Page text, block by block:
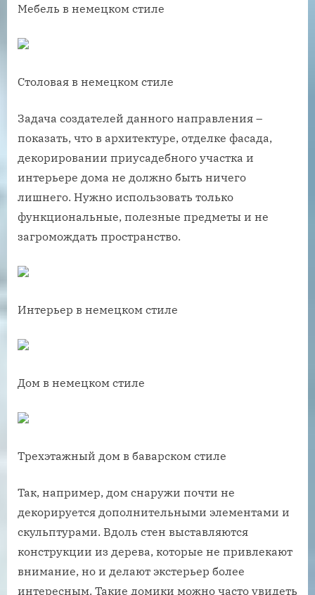
Мебель в немецком стиле
Столовая в немецком стиле
Задача создателей данного направления –
показать, что в архитектуре, отделке фасада,
декорировании приусадебного участка и
интерьере дома не должно быть ничего
лишнего. Нужно использовать только
функциональные, полезные предметы и не
загромождать пространство.
Интерьер в немецком стиле
Дом в немецком стиле
Трехэтажный дом в баварском стиле
Так, например, дом снаружи почти не
декорируется дополнительными элементами и
скульптурами. Вдоль стен выставляются
конструкции из дерева, которые не привлекают
внимание, но и делают экстерьер более
интересным. Такие домики можно часто увидеть